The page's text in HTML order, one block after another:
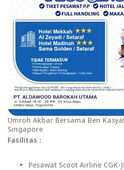
Umroh Akbar Bersama Ben
Singapore
Fasilitas :
Pesawat Scoot Airline CGK-